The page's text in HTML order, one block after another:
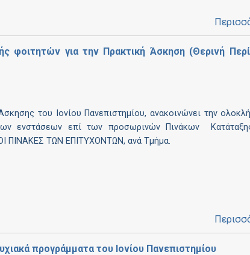
φοιτητών για την Πρακτική Άσκηση (Θερινή
του Ιονίου Πανεπιστημίου, ανακοινώνει την
ενστάσεων επί των προσωρινών Πινάκων
ΠΙΝΑΚΕΣ ΤΩΝ ΕΠΙΤΥΧΟΝΤΩΝ, ανά Τμήμα.
προγράμματα του Ιονίου Πανεπιστημίου